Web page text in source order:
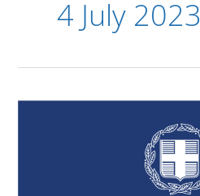
4 July 2023